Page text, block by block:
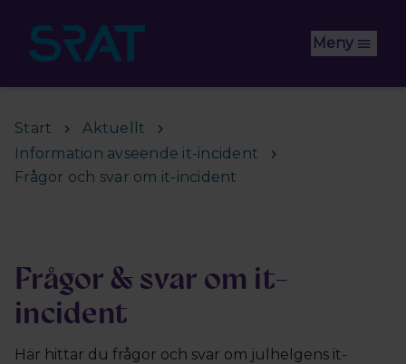
Meny
Start
Aktuellt
Information avseende it-incident
Frågor och svar om it-incident
Frågor & svar om it-
incident
Här hittar du frågor och svar om julhelgens it-